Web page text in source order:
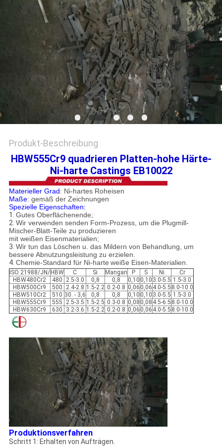
ZITAT
SITEMAP
DATENSCHUTZRICHTLINIE
Produkt-Beschreibung
HBW555Cr9 quadrieren Platten-hohe Härte-
Ni-harte Castings EB10022
Materieller Grad: Ni-hartes Roheisen
Maße: gemäß der Zeichnungen
Spezielle Eigenschaften:
1. Gutes Oberflächenende;
2. Wir verwenden senden Form-Prozess, um die Plugmill-
Mischer-Blatt-Teile zu produzieren
mit weißen Eisenmaterialien;
3. Wir tun das Löschen u. das Mildern von Behandlung, um
bessere Abnutzungsleistung zu erzielen.
4. Chemie-Standard für Ni-harte weiße Eisen-Materialien.
ISO 21988/JN/ HBW C Si Mangan P S Ni
Cr
HBW480Cr2
480 2.5-3.0 0,8 0,8 0,10 0,10 3.0-5.5 1.5-3.0
HBW500Cr9
500 2.4-2.8 1.5-2.2 0.2-0.8 0,06 0,06 4.0-5.5 8.0-10.0
HBW510Cr2
510 30. - 3,6 0,8 0,8 0,10 0,10 3.0-5.5 1.5-3.0
HBW555Cr9
555 2.5-3.5 1.5-2.5 0.3-0.8 0,08 0,08 4.5-6.5 8.0-10.0
HBW630Cr9
630 3.2-3.6 1.5-2.2 0.2-0.8 0,06 0,06 4.0-5.5 8.0-10.0
Produktionsverfahren
Schritt 1: Erhalten von Aufträgen.